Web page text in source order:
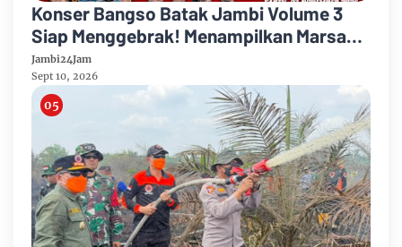
Konser Bangso Batak Jambi Volume 3
Siap Menggebrak! Menampilkan Marsada
Band dan Siantar Rap Foundation
Jambi24Jam
Sept 10, 2026